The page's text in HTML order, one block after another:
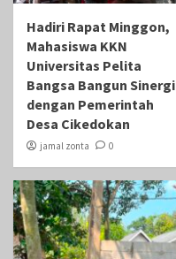
Hadiri Rapat Minggon,
Mahasiswa KKN
Universitas Pelita
Bangsa Bangun Sinergi
dengan Pemerintah
Desa Cikedokan
jamal zonta 0